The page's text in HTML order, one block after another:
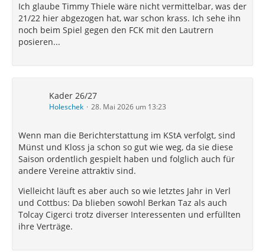
Ich glaube Timmy Thiele wäre nicht vermittelbar, was der
21/22 hier abgezogen hat, war schon krass. Ich sehe ihn
noch beim Spiel gegen den FCK mit den Lautrern
posieren...
Kader 26/27
Holeschek 28. Mai 2026 um 13:23
Wenn man die Berichterstattung im KStA verfolgt, sind
Münst und Kloss ja schon so gut wie weg, da sie diese
Saison ordentlich gespielt haben und folglich auch für
andere Vereine attraktiv sind.
Vielleicht läuft es aber auch so wie letztes Jahr in Verl
und Cottbus: Da blieben sowohl Berkan Taz als auch
Tolcay Cigerci trotz diverser Interessenten und erfüllten
ihre Verträge.